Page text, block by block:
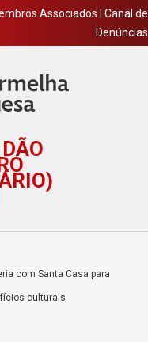
Associados
Canal de
Denúncias
com Santa Casa para
culturais